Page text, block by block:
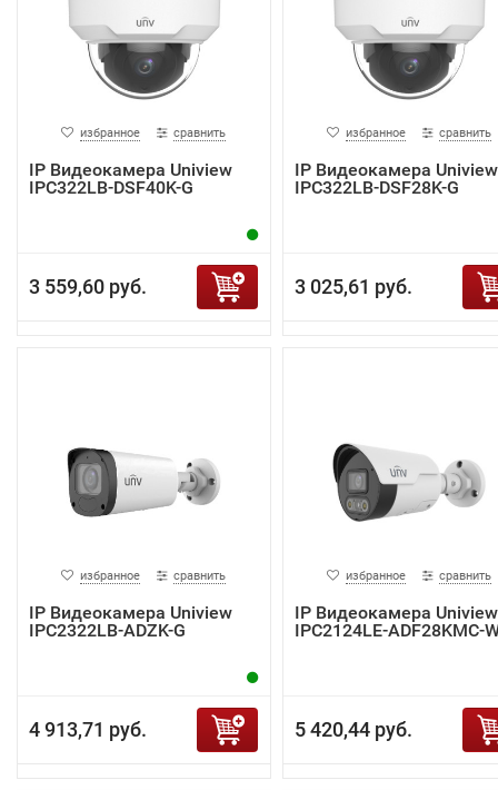
избранное сравнить
IP Видеокамера Uniview
IPC322LB-DSF40K-G
3 559,60 руб.
избранное сравнить
IP Видеокамера Uniview
IPC322LB-DSF28K-G
3 025,61 руб.
избранное сравнить
IP Видеокамера Uniview
IPC2322LB-ADZK-G
4 913,71 руб.
избранное сравнить
IP Видеокамера Uniview
IPC2124LE-ADF28KMC-
5 420,44 руб.